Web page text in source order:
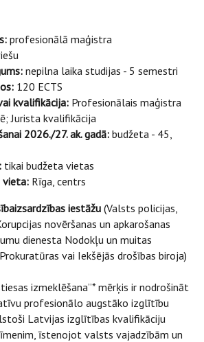
profesionālā maģistra
nepilna laika studijas - 5 semestri
120 ECTS
kvalifikācija: Profesionālais maģistra
Jurista kvalifikācija
2026./27. ak. gadā: budžeta - 45,
tikai budžeta vietas
vieta: Rīga, centrs
iestāžu (Valsts policijas,
novēršanas un apkarošanas
dienesta Nodokļu un muitas
vai Iekšējās drošības biroja)
izmeklēšana”* mērķis ir nodrošināt
profesionālo augstāko izglītību
Latvijas izglītības kvalifikāciju
īstenojot valsts vajadzībām un